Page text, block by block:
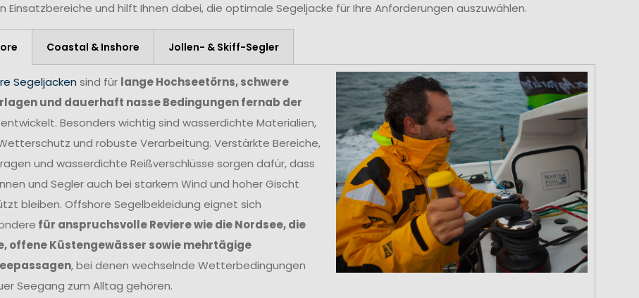
Einsatzbereiche und hilft Ihnen dabei, die optimale Segeljacke für Ihre Anforderungen auszuwählen.
Coastal & Inshore Jollen- & Skiff-Segler
Segeljacken sind für lange Hochseetörns, schwere
und dauerhaft nasse Bedingungen fernab der
Besonders wichtig sind wasserdichte Materialien,
und robuste Verarbeitung. Verstärkte Bereiche,
und wasserdichte Reißverschlüsse sorgen dafür, dass
und Segler auch bei starkem Wind und hoher Gischt
bleiben. Offshore Segelbekleidung eignet sich
für anspruchsvolle Reviere wie die Nordsee, die
offene Küstengewässer sowie mehrtägige
, bei denen wechselnde Wetterbedingungen
Seegang zum Alltag gehören.